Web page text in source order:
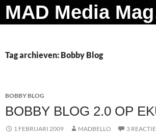
Ga
naar
Zoeken
Tag archieven: Bobby Blog
BOBBY BLOG
BOBBY BLOG 2.0 OP
1 FEBRUARI 2009 MADBELLO 3